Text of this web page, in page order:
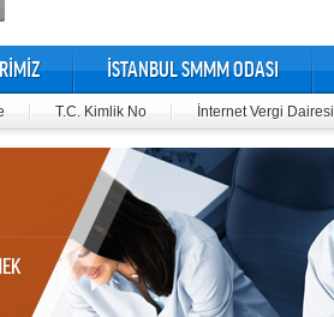
İSTANBUL SMMM ODASI
T.C. Kimlik No İnternet Vergi Dairesi